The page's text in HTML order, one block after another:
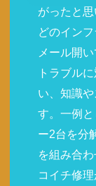
がったと
どのイン
メール開
トラブル
い、知識
す。一例
ー2台を分
を組み合
コイチ修